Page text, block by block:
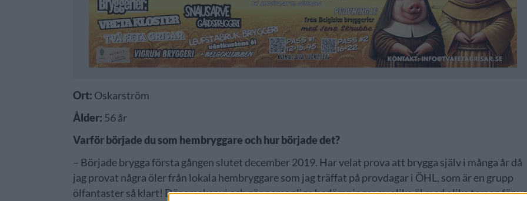
Ort: Oskarström
Ålder: 56 år
Varför började du som hembryggare och hur började det?
– Började brygga första gången slutet december 2019. Har velat prova att brygga själv i många år då
jag provat några öler från lokala hembryggare som jag träffat på provdagar i ÖHL, som är en grupp
ölfantaster så klart! Där smakar vi och gör personliga bedömningar av olika öl med olika teman för